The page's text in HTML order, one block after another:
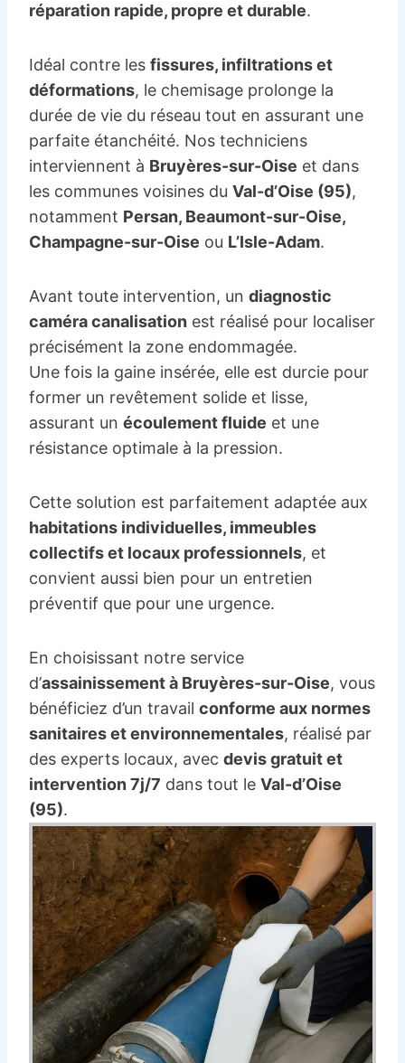
réparation rapide, propre et durable.
Idéal contre les fissures, infiltrations et
déformations, le chemisage prolonge la
durée de vie du réseau tout en assurant une
parfaite étanchéité. Nos techniciens
interviennent à Bruyères-sur-Oise et dans
les communes voisines du Val-d’Oise (95),
notamment Persan, Beaumont-sur-Oise,
Champagne-sur-Oise ou L’Isle-Adam.
Avant toute intervention, un diagnostic
caméra canalisation est réalisé pour localiser
précisément la zone endommagée.
Une fois la gaine insérée, elle est durcie pour
former un revêtement solide et lisse,
assurant un écoulement fluide et une
résistance optimale à la pression.
Cette solution est parfaitement adaptée aux
habitations individuelles, immeubles
collectifs et locaux professionnels, et
convient aussi bien pour un entretien
préventif que pour une urgence.
En choisissant notre service
d’assainissement à Bruyères-sur-Oise, vous
bénéficiez d’un travail conforme aux normes
sanitaires et environnementales, réalisé par
des experts locaux, avec devis gratuit et
intervention 7j/7 dans tout le Val-d’Oise
(95).